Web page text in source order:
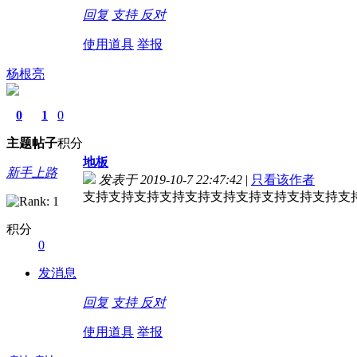
回复 支持 反对
使用道具 举报
杨根亮
0
主题
1
帖子
0
积分
新手上路
积分
0
发消息
地板
发表于 2019-10-7 22:47:42 | 只看该作者
支持支持支持支持支持支持支持支持支持支持支
回复 支持 反对
使用道具 举报